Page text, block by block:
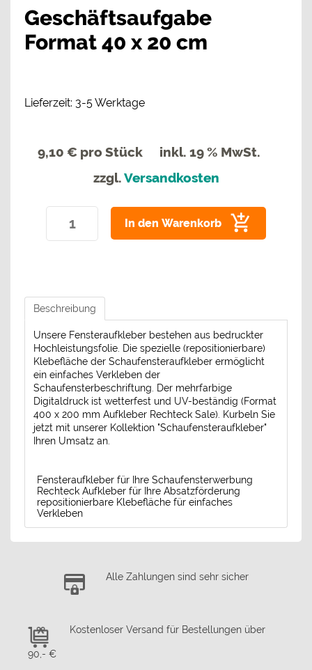
Geschäftsaufgabe
Format 40 x 20 cm
Lieferzeit: 3-5 Werktage
9,10 € pro Stück
inkl. 19 % MwSt.
zzgl.Versandkosten
In den Warenkorb
Beschreibung
Unsere Fensteraufkleber bestehen aus bedruckter
Hochleistungsfolie. Die spezielle (repositionierbare)
Klebefläche der Schaufensteraufkleber ermöglicht
ein einfaches Verkleben der
Schaufensterbeschriftung. Der mehrfarbige
Digitaldruck ist wetterfest und UV-beständig (Format
400 x 200 mm Aufkleber Rechteck Sale). Kurbeln Sie
jetzt mit unserer Kollektion "Schaufensteraufkleber"
Ihren Umsatz an.
Fensteraufkleber für Ihre Schaufensterwerbung
Rechteck Aufkleber für Ihre Absatzförderung
repositionierbare Klebefläche für einfaches
Verkleben
Alle Zahlungen sind sehr sicher
Kostenloser Versand für Bestellungen über
90,- €